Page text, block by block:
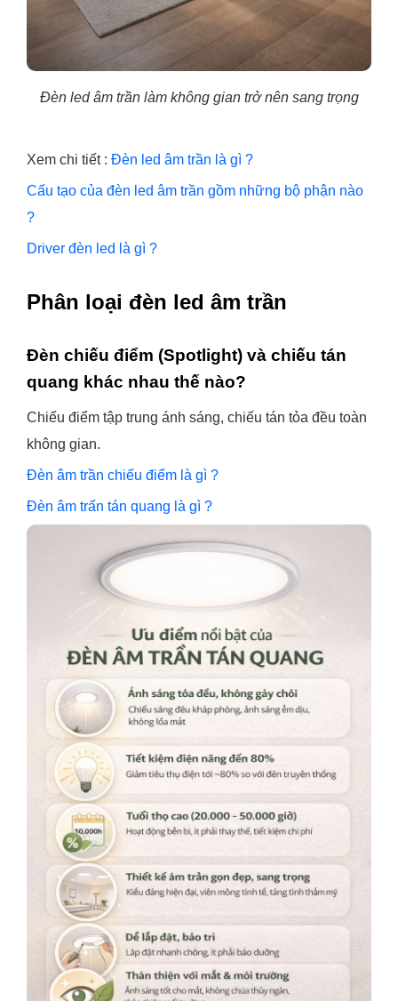
Đèn led âm trần làm không gian trở nên sang trọng
Xem chi tiết : Đèn led âm trần là gì ?
Cấu tạo của đèn led âm trần gồm những bộ phận nào
?
Driver đèn led là gì ?
Phân loại đèn led âm trần
Đèn chiếu điểm (Spotlight) và chiếu tán
quang khác nhau thế nào?
Chiếu điểm tập trung ánh sáng, chiếu tán tỏa đều toàn
không gian.
Đèn âm trần chiếu điểm là gì ?
Đèn âm trấn tán quang là gì ?